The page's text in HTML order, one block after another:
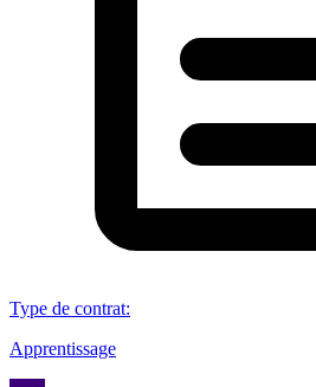
Type de contrat:
Apprentissage